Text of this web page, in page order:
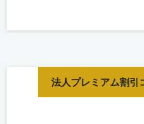
法人プレミアム割